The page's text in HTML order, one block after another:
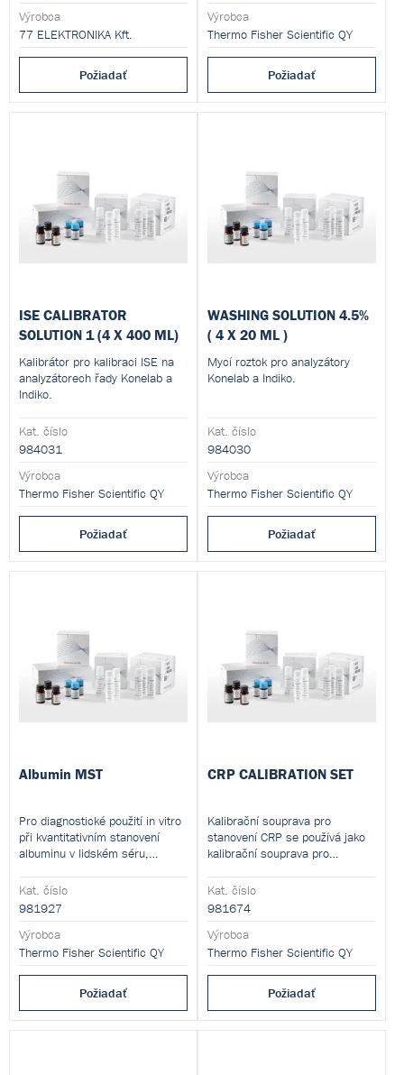
Výrobca
77 ELEKTRONIKA Kft.
Požiadať
Výrobca
Thermo Fisher Scientific QY
Požiadať
ISE CALIBRATOR
SOLUTION 1 (4 X 400 ML)
Kalibrátor pro kalibraci ISE na
analyzátorech řady Konelab a
Indiko.
Kat. číslo
984031
Výrobca
Thermo Fisher Scientific QY
Požiadať
WASHING SOLUTION 4.5%
( 4 X 20 ML )
Mycí roztok pro analyzátory
Konelab a Indiko.
Kat. číslo
984030
Výrobca
Thermo Fisher Scientific QY
Požiadať
Albumin MST
Pro diagnostické použití in vitro
při kvantitativním stanovení
albuminu v lidském séru,
Kat. číslo
981927
Výrobca
Thermo Fisher Scientific QY
Požiadať
CRP CALIBRATION SET
Kalibrační souprava pro
stanovení CRP se používá jako
kalibrační souprava pro
imunoturbidimetricky.
Kat. číslo
981674
Výrobca
Thermo Fisher Scientific QY
Požiadať